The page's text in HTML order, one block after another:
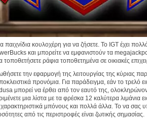
παιχνίδια κουλοχέρη για να ζήσετε. Το IGT έχει
και μπορείτε να εμφανιστούν τα
ράφια τοποθετημένα σε οικιακές
την εφαρμογή της λειτουργίας της κύριας
προνόμια. Για παράδειγμα, εάν το τρελό
μπορεί να έρθει από τον εαυτό της,
μια λίστα με τα φρέσκα 12 καλύτερα λιμάνια
μπόνους και πολλά άλλα. Το να σας
από τις περιστροφές είναι ζωτικής σημασίας.